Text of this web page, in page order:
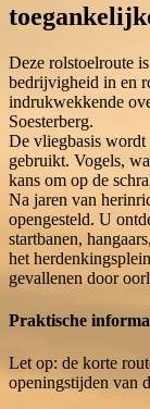
Deze rolstoelroute
bedrijvigheid in en
indrukwekkende
Soesterberg.
De vliegbasis
gebruikt. Vogels,
kans om op de
Na jaren van
opengesteld. U
startbanen,
het
gevallenen door
Praktische
Let op: de korte
openingstijden van